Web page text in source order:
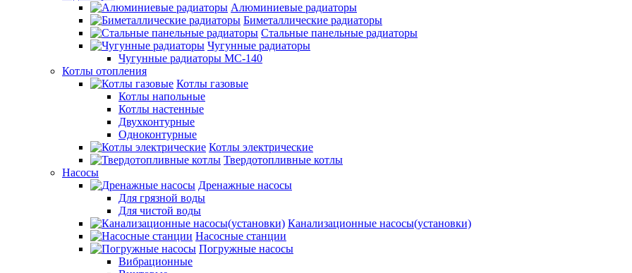
Алюминиевые радиаторы
Биметаллические радиаторы
Стальные панельные радиаторы
Чугунные радиаторы
Чугунные радиаторы МС-140
Котлы отопления
Котлы газовые
Котлы напольные
Котлы настенные
Двухконтурные
Одноконтурные
Котлы электрические
Твердотопливные котлы
Насосы
Дренажные насосы
Для грязной воды
Для чистой воды
Канализационные насосы(установки)
Насосные станции
Погружные насосы
Вибрационные